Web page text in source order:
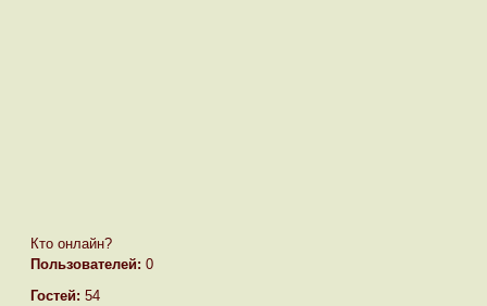
Кто онлайн?
Пользователей: 0
Гостей: 54